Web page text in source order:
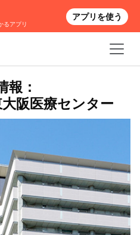
報：
阪医療センター
るアプリ
アプリを使う